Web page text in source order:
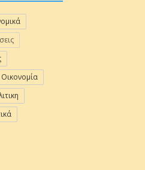
Οικονομία